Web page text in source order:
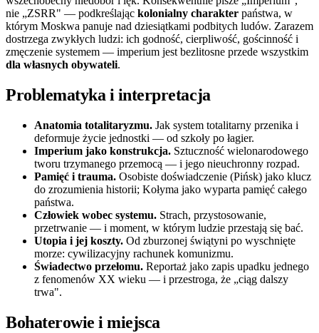
nie „ZSRR" — podkreślając kolonialny charakter państwa, w
którym Moskwa panuje nad dziesiątkami podbitych ludów. Zarazem
dostrzega zwykłych ludzi: ich godność, cierpliwość, gościnność i
zmęczenie systemem — imperium jest bezlitosne przede wszystkim
dla własnych obywateli.
Problematyka i interpretacja
Anatomia totalitaryzmu. Jak system totalitarny przenika i
deformuje życie jednostki — od szkoły po łagier.
Imperium jako konstrukcja. Sztuczność wielonarodowego
tworu trzymanego przemocą — i jego nieuchronny rozpad.
Pamięć i trauma. Osobiste doświadczenie (Pińsk) jako klucz
do zrozumienia historii; Kołyma jako wyparta pamięć całego
państwa.
Człowiek wobec systemu. Strach, przystosowanie,
przetrwanie — i moment, w którym ludzie przestają się bać.
Utopia i jej koszty. Od zburzonej świątyni po wyschnięte
morze: cywilizacyjny rachunek komunizmu.
Świadectwo przełomu. Reportaż jako zapis upadku jednego
z fenomenów XX wieku — i przestroga, że „ciąg dalszy
trwa".
Bohaterowie i miejsca